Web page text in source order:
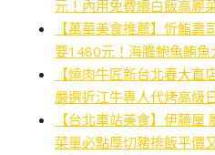
元！內用免費續白飯高麗
【萬華美食推薦】忻鮨
要1480元！海膽鮑魚鮪魚
【燒肉牛匠新台北春大直
嚴選近江牛專人代烤高級
【台北車站美食】伊藤屋
菜單必點厚切豬排飯平價